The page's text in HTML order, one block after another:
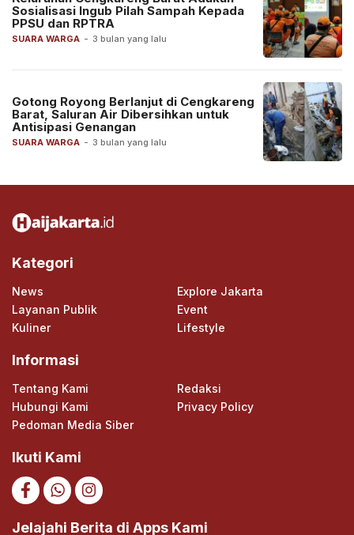
SUARA WARGA - 3 bulan yang lalu
Sosialisasi Ingub Pilah Sampah Kepada
PPSU dan RPTRA
SUARA WARGA - 3 bulan yang lalu
Gotong Royong Berlanjut di Cengkareng
Barat, Saluran Air Dibersihkan untuk
Antisipasi Genangan
Kategori
News
Explore Jakarta
Layanan Publik
Event
Kuliner
Lifestyle
Informasi
Tentang Kami
Redaksi
Hubungi Kami
Privacy Policy
Pedoman Media Siber
Ikuti Kami
Jelajahi Berita di Apps Kami